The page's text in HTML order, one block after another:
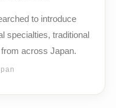
to introduce
specialties, traditional
across Japan.